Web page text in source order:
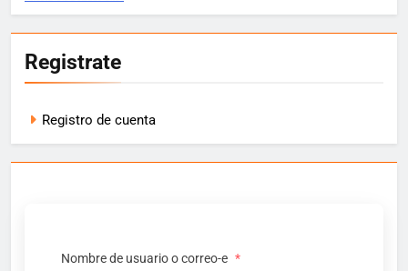
Registrate
Registro de cuenta
Nombre de usuario o correo-e *